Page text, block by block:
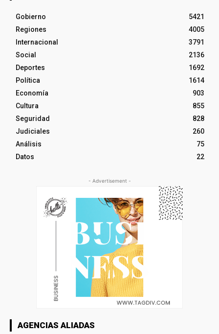
Gobierno
5421
Regiones
4005
Internacional
3791
Social
2136
Deportes
1692
Política
1614
Economía
903
Cultura
855
Seguridad
828
Judiciales
260
Análisis
75
Datos
22
- Advertisement -
AGENCIAS ALIADAS